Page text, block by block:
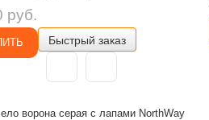
чучело для установки на
вращается на стойке на 360° ,
кормящуюся позу птицы Стойки
на землю - в комплекте. ..
руб.
Быстрый заказ